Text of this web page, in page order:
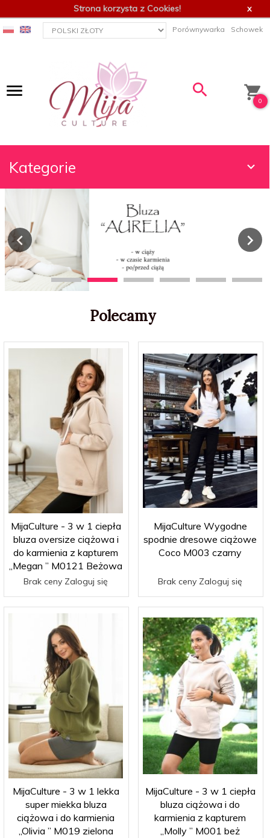
Strona korzysta z Cookies! x
currency_h Porównywarka Schowek
0
Kategorie
Polecamy
MijaCulture - 3 w 1 ciepła
bluza oversize ciążowa i
do karmienia z kapturem
„Megan ” M0121 Beżowa
Brak ceny Zaloguj się
MijaCulture Wygodne
spodnie dresowe ciążowe
Coco M003 czarny
Brak ceny Zaloguj się
MijaCulture - 3 w 1 lekka
super miekka bluza
ciążowa i do karmienia
„Olivia ” M019 zielona
MijaCulture - 3 w 1 ciepła
bluza ciążowa i do
karmienia z kapturem
„Molly ” M001 beż